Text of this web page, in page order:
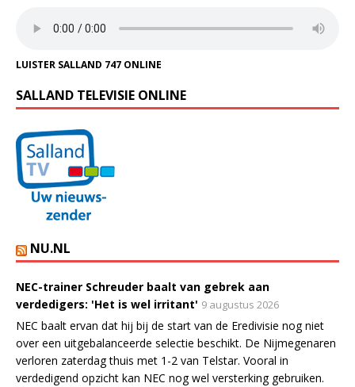
LUISTER SALLAND 747 ONLINE
SALLAND TELEVISIE ONLINE
NU.NL
NEC-trainer Schreuder baalt van gebrek aan
verdedigers: 'Het is wel irritant' 9 augustus 2026
NEC baalt ervan dat hij bij de start van de Eredivisie nog niet
over een uitgebalanceerde selectie beschikt. De Nijmegenaren
verloren zaterdag thuis met 1-2 van Telstar. Vooral in
verdedigend opzicht kan NEC nog wel versterking gebruiken.